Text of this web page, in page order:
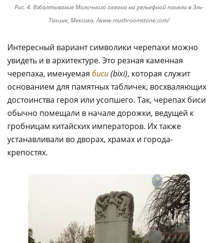
Рис. 4. Взбалтывание Молочного океана на рельефной панели в Эль-
Тахине, Мексика. /www.mushroomstone.com/
Интересный вариант символики черепахи можно
увидеть и в архитектуре. Это резная каменная
черепаха, именуемая биси(bixi), которая служит
основанием для памятных табличек, восхваляющих
достоинства героя или усопшего. Так, черепах биси
обычно помещали в начале дорожки, ведущей к
гробницам китайских императоров. Их также
устанавливали во дворах, храмах и города-
крепостях.